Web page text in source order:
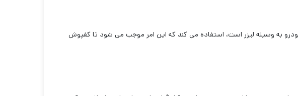
به وسیله لیزر است، استفاده می کند که این امر موجب می شود تا کفپوش